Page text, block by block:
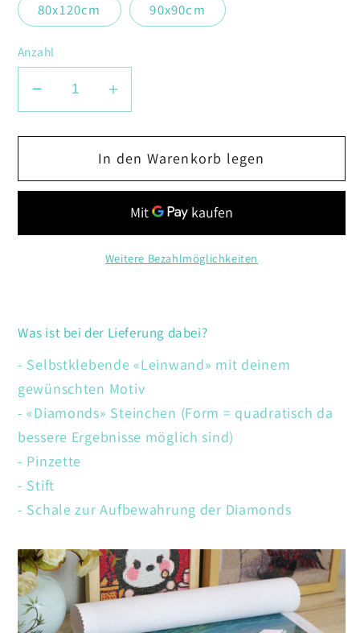
80x120cm 90x90cm
Anzahl
Verringere
die
Menge
Golden
Erhöhe
die
Menge
für
Golden
Gate
Brücke
In den Warenkorb legen
Weitere Bezahlmöglichkeiten
Was ist bei der Lieferung dabei?
- Selbstklebende «Leinwand» mit deinem
gewünschten Motiv
- «Diamonds» Steinchen (Form = quadratisch da
bessere Ergebnisse möglich sind)
- Pinzette
- Stift
- Schale zur Aufbewahrung der Diamonds